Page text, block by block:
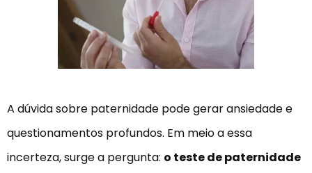
A dúvida sobre paternidade pode gerar ansiedade e
questionamentos profundos. Em meio a essa
incerteza, surge a pergunta: o teste de paternidade